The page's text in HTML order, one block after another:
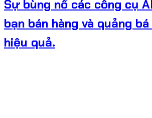
Sự bùng nổ các công cụ
bạn bán hàng và quảng
hiệu quả.